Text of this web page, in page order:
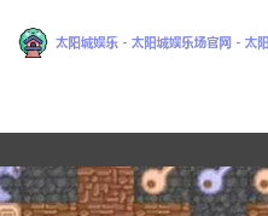
尊龙凯时